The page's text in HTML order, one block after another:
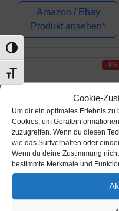
Cookie-
Um dir ein optimales Erlebnis
Cookies, um
zuzugreifen. Wenn du diesen
wie das Surfverhalten oder
Wenn du deine Zustimmung
bestimmte Merkmale und
Umschalten auf hohe
Schrift vergrößern
Magenta 100 Stk. (M)
Amazon / Ebay
Produkt ansehen*
-8%
Amazon.de
16,36€17,97€